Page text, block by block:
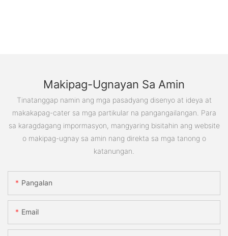
Makipag-Ugnayan Sa Amin
Tinatanggap namin ang mga pasadyang disenyo at ideya at
makakapag-cater sa mga partikular na pangangailangan. Para
sa karagdagang impormasyon, mangyaring bisitahin ang website
o makipag-ugnay sa amin nang direkta sa mga tanong o
katanungan.
Pangalan
Email